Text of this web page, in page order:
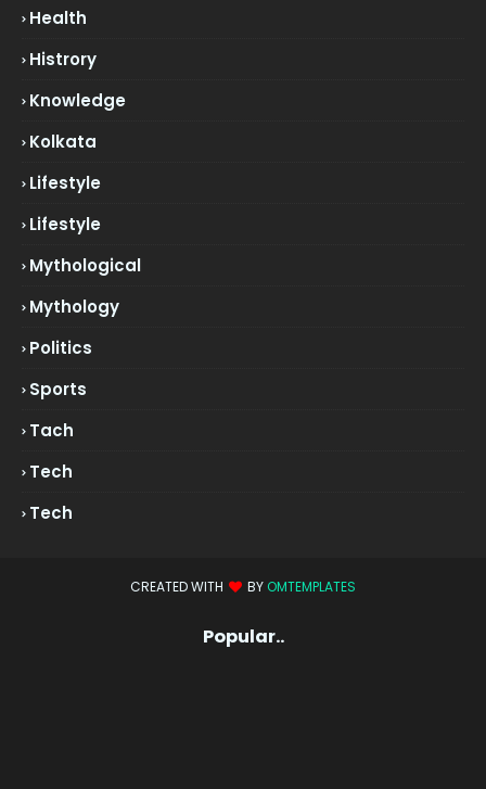
Health
Histrory
Knowledge
Kolkata
Lifestyle
Lifestyle
Mythological
Mythology
Politics
Sports
Tach
Tech
Tech
CREATED WITH BY OMTEMPLATES
Popular..